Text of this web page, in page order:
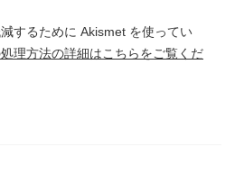
するために Akismet を使ってい
理方法の詳細はこちらをご覧くだ